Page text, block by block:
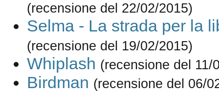
(recensione del 22/02/2015)
Selma - La strada per la
(recensione del 19/02/2015)
Whiplash (recensione del 11/
Birdman (recensione del 06/